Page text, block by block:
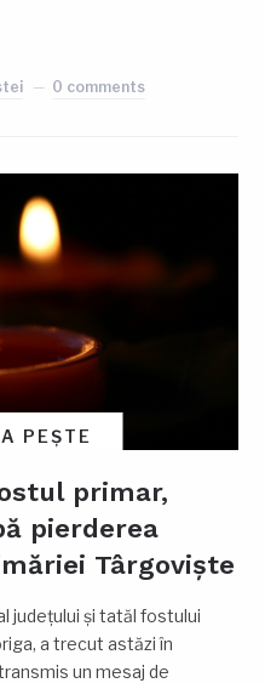
0 comments
PEȘTE
primar,
pierderea
Târgoviște
județului și tatăl fostului
a trecut astăzi în
un mesaj de